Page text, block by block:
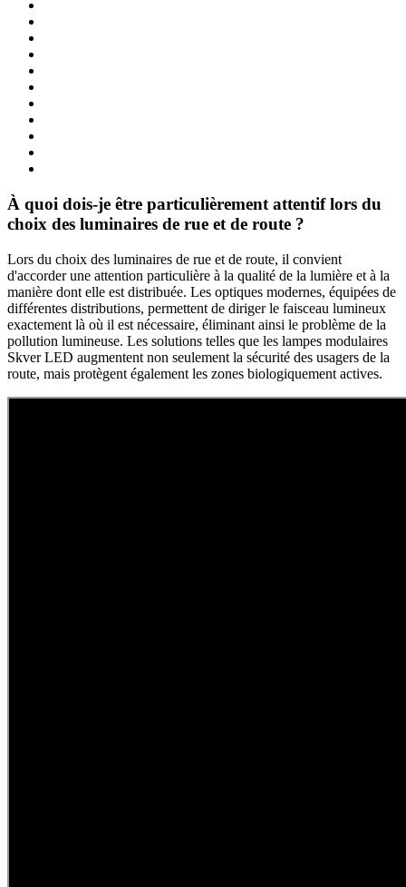
À quoi dois-je être particulièrement attentif lors du
choix des luminaires de rue et de route ?
Lors du choix des luminaires de rue et de route, il convient
d'accorder une attention particulière à la qualité de la lumière et à la
manière dont elle est distribuée. Les optiques modernes, équipées de
différentes distributions, permettent de diriger le faisceau lumineux
exactement là où il est nécessaire, éliminant ainsi le problème de la
pollution lumineuse. Les solutions telles que les lampes modulaires
Skver LED augmentent non seulement la sécurité des usagers de la
route, mais protègent également les zones biologiquement actives.